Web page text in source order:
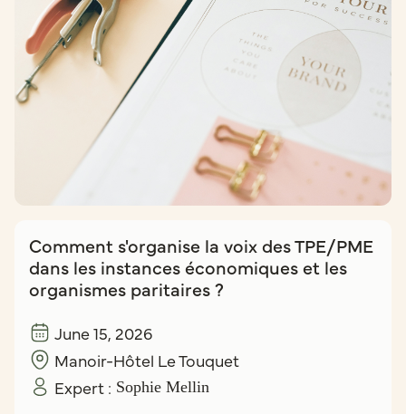
Comment s'organise la voix des TPE/PME
dans les instances économiques et les
organismes paritaires ?
June 15, 2026
Manoir-Hôtel Le Touquet
Expert : Sophie Mellin